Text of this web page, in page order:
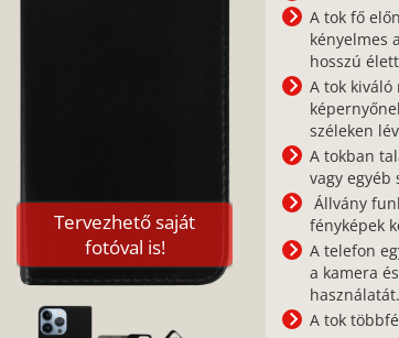
Tervezhető saját
fotóval is!
A tok fő
kényelmes
hosszú
A tok
széleken
A tokban
vagy egyéb
Állvány
fényképek
A telefon
a kamera
használatát.
A tok